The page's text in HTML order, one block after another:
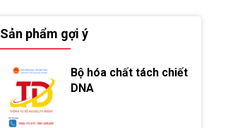
Sản phẩm gợi ý
Bộ hóa chất tách chiết
DNA